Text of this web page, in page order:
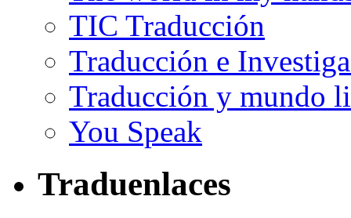
TIC Traducción
Traducción e
Traducción y mundo
You Speak
Traduenlaces